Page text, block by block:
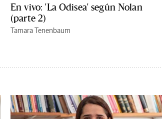
En vivo: 'La Odisea' según Nolan
(parte 2)
Tamara Tenenbaum